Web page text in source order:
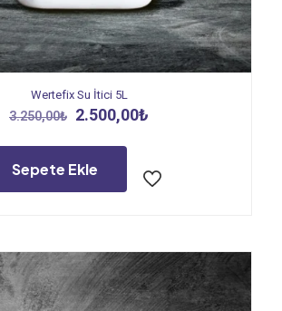
Wertefix Su İtici 5L
3.250,00₺ Orijinal
3.250,00₺.
2.500,00₺
Sepete Ekle